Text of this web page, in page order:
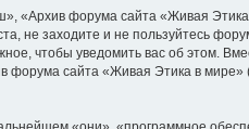
форума сайта «Живая
не заходите и не пользуйтесь
чтобы уведомить вас об этом.
форума сайта «Живая Этика в